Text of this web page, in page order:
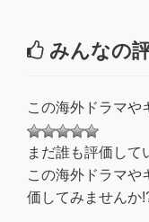
みんなの
この海外ドラマや
まだ誰も評価して
この海外ドラマや
価してみませんか